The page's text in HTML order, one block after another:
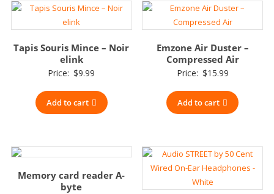
Tapis Souris Mince – Noir
elink
Price: $9.99
Add to cart
Emzone Air Duster –
Compressed Air
Price: $15.99
Add to cart
Memory card reader A-
byte